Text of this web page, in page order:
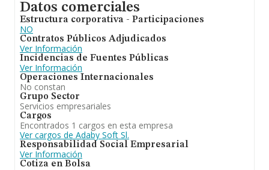
Datos comerciales
Estructura corporativa - Participaciones
NO
Contratos Públicos Adjudicados
Ver Información
Incidencias de Fuentes Públicas
Ver Información
Operaciones Internacionales
No constan
Grupo Sector
Servicios empresariales
Cargos
Encontrados 1 cargos en esta empresa
Ver cargos de Adaby Soft Sl.
Responsabilidad Social Empresarial
Ver Información
Cotiza en Bolsa